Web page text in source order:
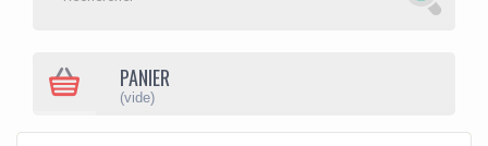
PANIER
(vide)